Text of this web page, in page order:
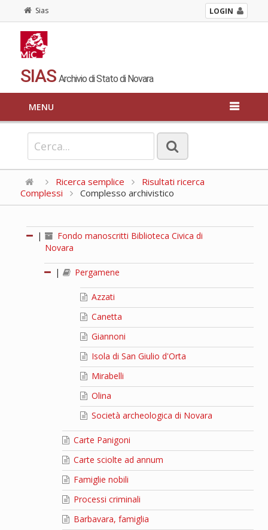
Sias LOGIN
SIAS Archivio di Stato di Novara
MENU
Ricerca semplice
Risultati ricerca
Complessi
Complesso archivistico
|
Fondo manoscritti Biblioteca Civica di
Novara
| Pergamene
Azzati
Canetta
Giannoni
Isola di San Giulio d'Orta
Mirabelli
Olina
Società archeologica di Novara
Carte Panigoni
Carte sciolte ad annum
Famiglie nobili
Processi criminali
Barbavara, famiglia